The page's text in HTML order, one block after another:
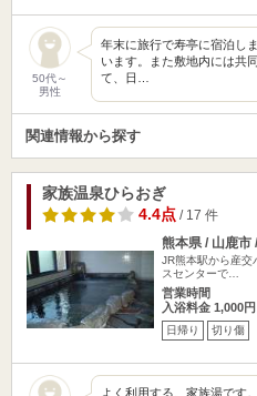
50代～
男性
年末に旅行で寿亭に宿泊し
います。また敷地内には共
て、日…
関連情報から探す
家族温泉ひらおぎ
4.4点/ 17 件
熊本県 / 山鹿市
JR熊本駅から産交
スセンターで…
営業時間
入浴料金 1,000円
日帰り 切り傷
よく利用する、家族湯です